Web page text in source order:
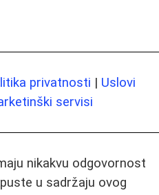
privatnosti | Uslovi
servisi
nikakvu odgovornost
u sadržaju ovog